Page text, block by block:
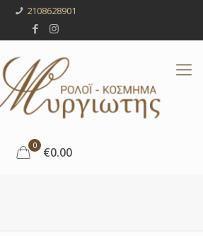
2108628901
0 €0.00